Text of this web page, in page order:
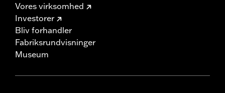
Vores virksomhed
Investorer
Bliv forhandler
Fabriksrundvisninger
Museum